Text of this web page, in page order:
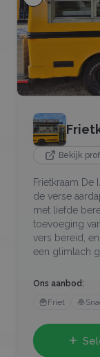
Bekijk
Frietkraam De
de verse
met liefde
toevoeging
vers bereid,
een glimlach
Ons aanbod:
🍟Friet 🧆